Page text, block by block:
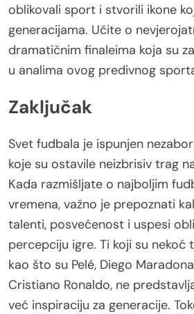
oblikovali sport i stvorili ikone
generacijama. Učite o
dramatičnim finaleima koja su
u analima ovog predivnog
Zaključak
Svet fudbala je ispunjen
koje su ostavile neizbrisiv trag
Kada razmišljate o najboljim
vremena, važno je prepoznati
talenti, posvećenost i uspesi
percepciju igre. Ti koji su nekoć
kao što su Pelé, Diego
Cristiano Ronaldo, ne
već inspiraciju za generacije.